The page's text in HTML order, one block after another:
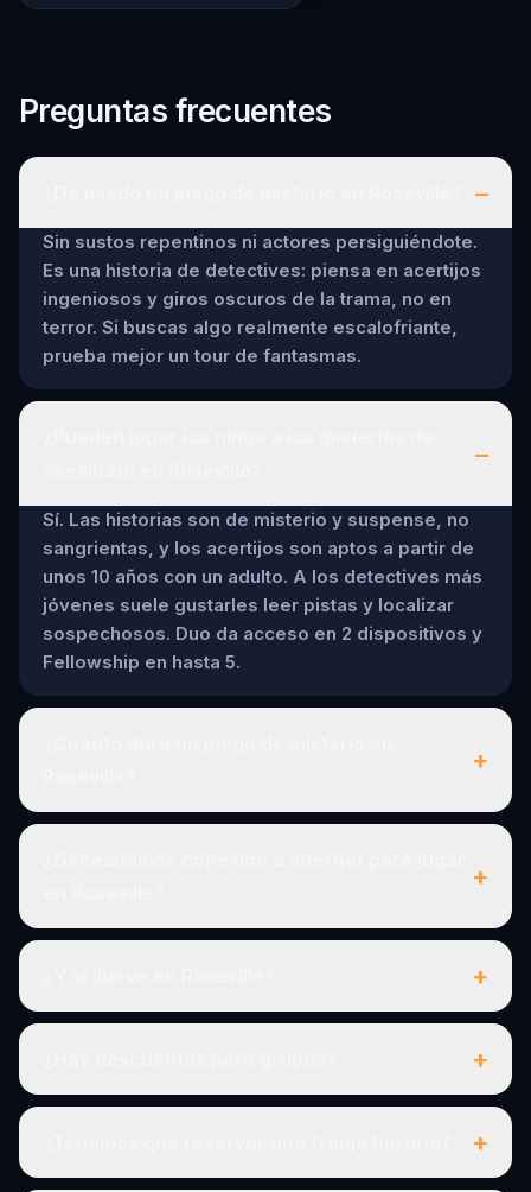
Preguntas frecuentes
–
Sin sustos repentinos ni actores persiguiéndote.
Es una historia de detectives: piensa en acertijos
ingeniosos y giros oscuros de la trama, no en
terror. Si buscas algo realmente escalofriante,
prueba mejor un tour de fantasmas.
–
Sí. Las historias son de misterio y suspense, no
sangrientas, y los acertijos son aptos a partir de
unos 10 años con un adulto. A los detectives más
jóvenes suele gustarles leer pistas y localizar
sospechosos. Duo da acceso en 2 dispositivos y
Fellowship en hasta 5.
+
+
+
+
+